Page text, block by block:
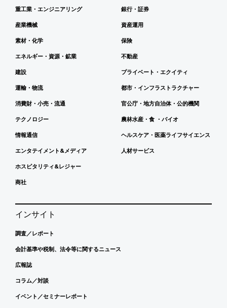
重工業・エンジニアリング
産業機械
素材・化学
エネルギー・資源・鉱業
建設
運輸・物流
消費財・小売・流通
テクノロジー
情報通信
エンタテイメント&メディア
ホスピタリティ&レジャー
商社
銀行・証券
資産運用
保険
不動産
プライベート・エクイティ
都市・インフラストラクチャー
官公庁・地方自治体・公的機関
農林水産・食 ・バイオ
ヘルスケア・医薬ライフサイエンス
人材サービス
インサイト
調査／レポート
会計基準や税制、法令等に関するニュース
広報誌
コラム／対談
イベント／セミナーレポート